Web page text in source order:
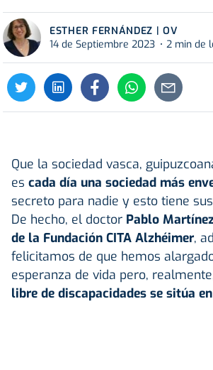
ESTHER FERNÁNDEZ | OV
14 de Septiembre 2023
2 min de
Que la sociedad vasca,
es cada día una sociedad más
secreto para nadie y esto tiene sus
De hecho, el doctor Pablo
de la Fundación CITA Alzhéimer,
felicitamos de que hemos
esperanza de vida pero,
libre de discapacidades se sitúa